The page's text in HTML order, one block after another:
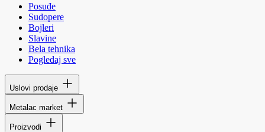
Posuđe
Sudopere
Bojleri
Slavine
Bela tehnika
Pogledaj sve
Uslovi prodaje
Metalac market
Proizvodi